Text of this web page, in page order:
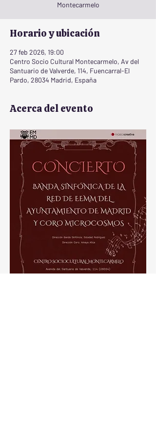
Montecarmelo
Horario y ubicación
27 feb 2026, 19:00
Centro Socio Cultural Montecarmelo, Av del
Santuario de Valverde, 114, Fuencarral-El
Pardo, 28034 Madrid, España
Acerca del evento